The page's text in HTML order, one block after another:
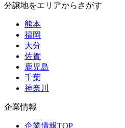
分譲地をエリアからさがす
熊本
福岡
大分
佐賀
鹿児島
千葉
神奈川
企業情報
企業情報TOP